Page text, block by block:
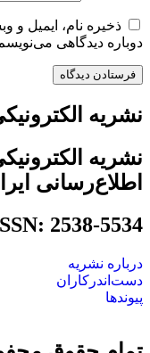
ذخیره نام، ایمیل و
دوباره دیدگاهی
نشریه
نشریه
اطلاع‌رسانی
2538-5534
درباره نشریه
دست‌اندرکاران
پیوندها